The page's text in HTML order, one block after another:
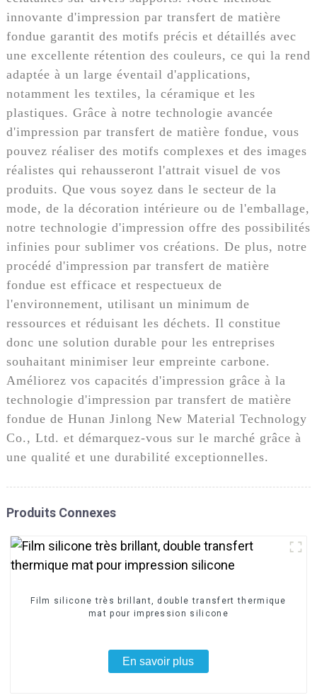
innovante d'impression par transfert de matière
fondue garantit des motifs précis et détaillés avec
une excellente rétention des couleurs, ce qui la rend
adaptée à un large éventail d'applications,
notamment les textiles, la céramique et les
plastiques. Grâce à notre technologie avancée
d'impression par transfert de matière fondue, vous
pouvez réaliser des motifs complexes et des images
réalistes qui rehausseront l'attrait visuel de vos
produits. Que vous soyez dans le secteur de la
mode, de la décoration intérieure ou de l'emballage,
notre technologie d'impression offre des possibilités
infinies pour sublimer vos créations. De plus, notre
procédé d'impression par transfert de matière
fondue est efficace et respectueux de
l'environnement, utilisant un minimum de
ressources et réduisant les déchets. Il constitue
donc une solution durable pour les entreprises
souhaitant minimiser leur empreinte carbone.
Améliorez vos capacités d'impression grâce à la
technologie d'impression par transfert de matière
fondue de Hunan Jinlong New Material Technology
Co., Ltd. et démarquez-vous sur le marché grâce à
une qualité et une durabilité exceptionnelles.
Produits Connexes
Film silicone très brillant, double transfert thermique
mat pour impression silicone
En savoir plus